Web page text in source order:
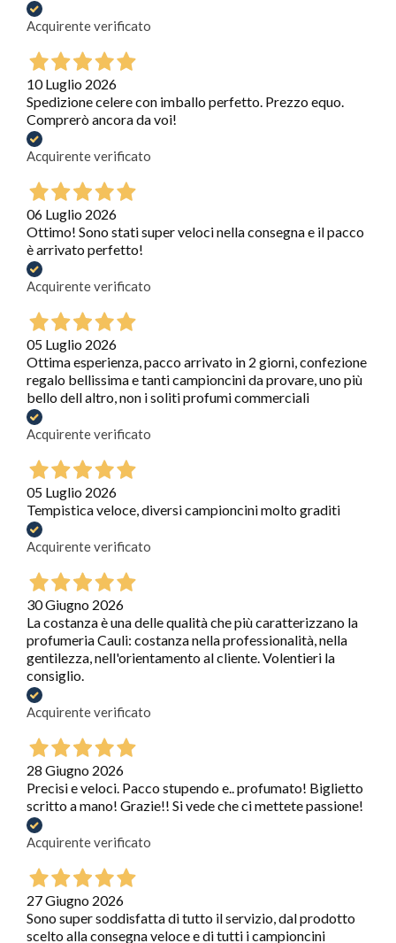
Acquirente verificato
10 Luglio 2026
Spedizione celere con imballo perfetto. Prezzo equo.
Comprerò ancora da voi!
Acquirente verificato
06 Luglio 2026
Ottimo! Sono stati super veloci nella consegna e il pacco
è arrivato perfetto!
Acquirente verificato
05 Luglio 2026
Ottima esperienza, pacco arrivato in 2 giorni, confezione
regalo bellissima e tanti campioncini da provare, uno più
bello dell altro, non i soliti profumi commerciali
Acquirente verificato
05 Luglio 2026
Tempistica veloce, diversi campioncini molto graditi
Acquirente verificato
30 Giugno 2026
La costanza è una delle qualità che più caratterizzano la
profumeria Cauli: costanza nella professionalità, nella
gentilezza, nell'orientamento al cliente. Volentieri la
consiglio.
Acquirente verificato
28 Giugno 2026
Precisi e veloci. Pacco stupendo e.. profumato! Biglietto
scritto a mano! Grazie!! Si vede che ci mettete passione!
Acquirente verificato
27 Giugno 2026
Sono super soddisfatta di tutto il servizio, dal prodotto
scelto alla consegna veloce e di tutti i campioncini